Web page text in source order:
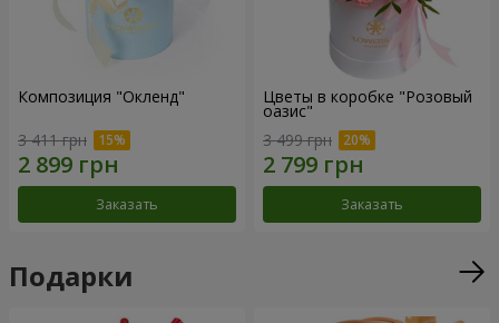
Композиция "Окленд"
3 411 грн
Заказать
Цветы в коробке "Розовый
оазис"
3 499 грн
Заказать
Подарки